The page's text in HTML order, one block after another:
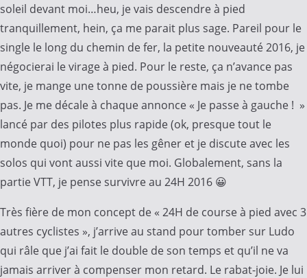
soleil devant moi…heu, je vais descendre à pied
tranquillement, hein, ça me parait plus sage. Pareil pour le
single le long du chemin de fer, la petite nouveauté 2016, je
négocierai le virage à pied. Pour le reste, ça n’avance pas
vite, je mange une tonne de poussière mais je ne tombe
pas. Je me décale à chaque annonce « Je passe à gauche ! »
lancé par des pilotes plus rapide (ok, presque tout le
monde quoi) pour ne pas les gêner et je discute avec les
solos qui vont aussi vite que moi. Globalement, sans la
partie VTT, je pense survivre au 24H 2016 😀
Très fière de mon concept de « 24H de course à pied avec 3
autres cyclistes », j’arrive au stand pour tomber sur Ludo
qui râle que j’ai fait le double de son temps et qu’il ne va
jamais arriver à compenser mon retard. Le rabat-joie. Je lui